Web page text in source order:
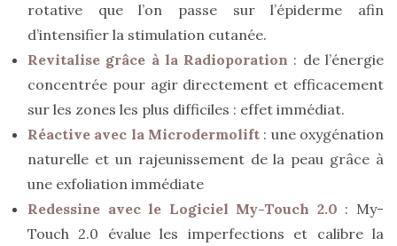
beauté
(54)
Favoris
et
déceptions
(27)
Revues
(478)
Tutoriels
rotative que l’on passe sur l’épiderme afin
d’intensifier la stimulation cutanée.
Revitalise grâce à la Radioporation : de l’énergie
concentrée pour agir directement et efficacement
sur les zones les plus difficiles : effet immédiat.
Réactive avec la Microdermolift : une oxygénation
naturelle et un rajeunissement de la peau grâce à
une exfoliation immédiate
Redessine avec le Logiciel My-Touch 2.0 : My-
Touch 2.0 évalue les imperfections et calibre la